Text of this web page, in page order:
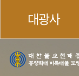
대광사